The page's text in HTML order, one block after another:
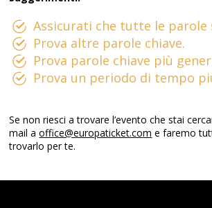
Assicurati che tutte le parole
Prova altre parole chiave.
Prova parole chiave più
Prova un periodo di tempo
Se non riesci a trovare l’evento che stai
mail aoffice@europaticket.com e faremo
trovarlo per te.